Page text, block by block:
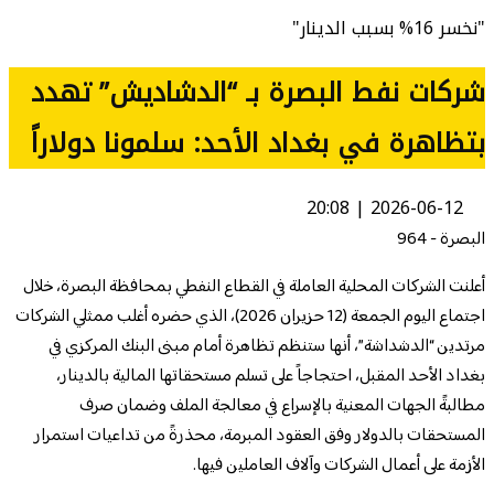
"نخسر 16% بسبب الدينار"
شركات نفط البصرة بـ “الدشاديش” تهدد
بتظاهرة في بغداد الأحد: سلمونا دولاراً
2026-06-12 | 20:08
البصرة - 964
أعلنت الشركات المحلية العاملة في القطاع النفطي بمحافظة البصرة، خلال
اجتماع اليوم الجمعة (12 حزيران 2026)، الذي حضره أغلب ممثلي الشركات
مرتدين “الدشداشة”، أنها ستنظم تظاهرة أمام مبنى البنك المركزي في
بغداد الأحد المقبل، احتجاجاً على تسلم مستحقاتها المالية بالدينار،
مطالبةً الجهات المعنية بالإسراع في معالجة الملف وضمان صرف
المستحقات بالدولار وفق العقود المبرمة، محذرةً من تداعيات استمرار
الأزمة على أعمال الشركات وآلاف العاملين فيها.